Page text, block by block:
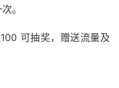
。
可抽奖，赠送流量及